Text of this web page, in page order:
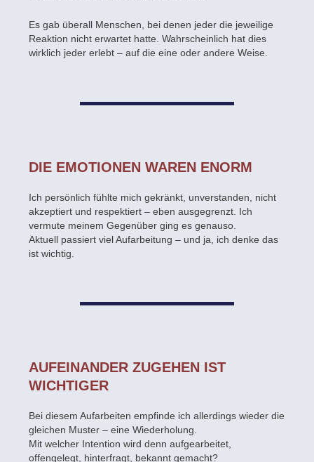
Es gab überall Menschen, bei denen jeder die jeweilige
Reaktion nicht erwartet hatte. Wahrscheinlich hat dies
wirklich jeder erlebt – auf die eine oder andere Weise.
DIE EMOTIONEN WAREN ENORM
Ich persönlich fühlte mich gekränkt, unverstanden, nicht
akzeptiert und respektiert – eben ausgegrenzt. Ich
vermute meinem Gegenüber ging es genauso.
Aktuell passiert viel Aufarbeitung – und ja, ich denke das
ist wichtig.
AUFEINANDER ZUGEHEN IST
WICHTIGER
Bei diesem Aufarbeiten empfinde ich allerdings wieder die
gleichen Muster – eine Wiederholung.
Mit welcher Intention wird denn aufgearbeitet,
offengelegt, hinterfragt, bekannt gemacht?